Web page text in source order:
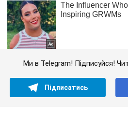
Ми в Telegram! Підписуйся!
Підписатись